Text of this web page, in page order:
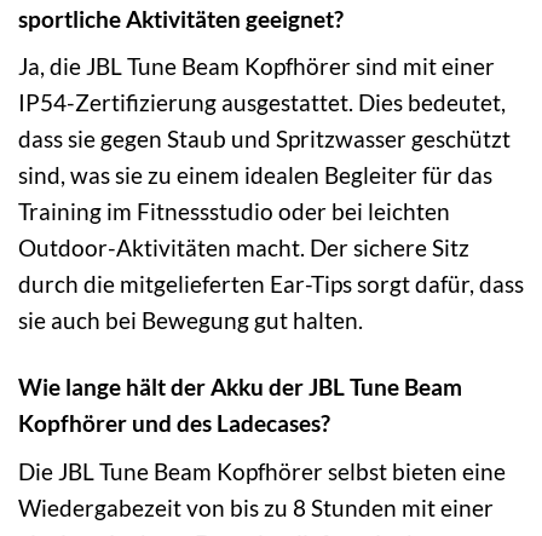
sportliche Aktivitäten geeignet?
Ja, die JBL Tune Beam Kopfhörer sind mit einer
IP54-Zertifizierung ausgestattet. Dies bedeutet,
dass sie gegen Staub und Spritzwasser geschützt
sind, was sie zu einem idealen Begleiter für das
Training im Fitnessstudio oder bei leichten
Outdoor-Aktivitäten macht. Der sichere Sitz
durch die mitgelieferten Ear-Tips sorgt dafür, dass
sie auch bei Bewegung gut halten.
Wie lange hält der Akku der JBL Tune Beam
Kopfhörer und des Ladecases?
Die JBL Tune Beam Kopfhörer selbst bieten eine
Wiedergabezeit von bis zu 8 Stunden mit einer